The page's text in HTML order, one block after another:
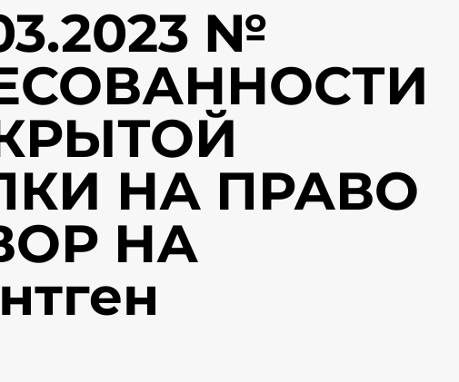
№
НА ПРАВО
НА